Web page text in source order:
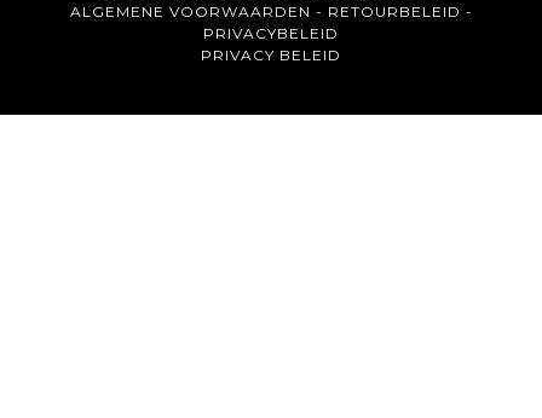
ALGEMENE VOORWAARDEN - RETOURBELEID -
PRIVACYBELEID
PRIVACY BELEID